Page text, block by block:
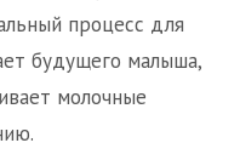
процесс для
будущего малыша,
молочные